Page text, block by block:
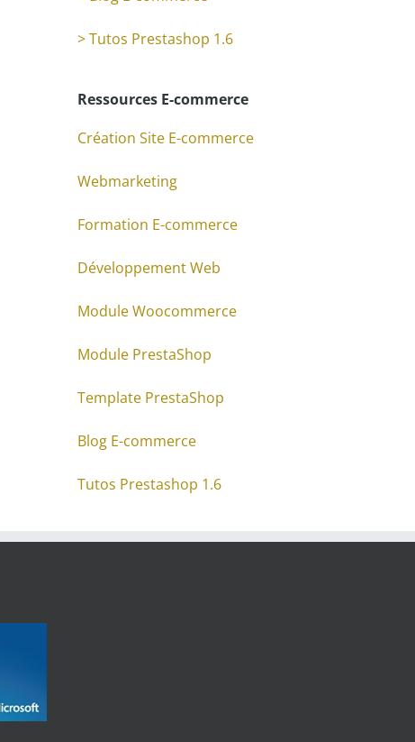
> Tutos Prestashop 1.6
Ressources E-commerce
Création Site E-commerce
Webmarketing
Formation E-commerce
Développement Web
Module Woocommerce
Module PrestaShop
Template PrestaShop
Blog E-commerce
Tutos Prestashop 1.6